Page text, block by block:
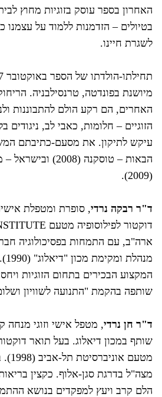
האחרון בספר עוסק בזוגיות מחוץ
בטיולים – הזדמנות ללמוד על עצמנו
לשגרת חיינו.
מיושנת בפונדטה, טרנסילבניה.
האחרים, הם רקע הולם להתבוננות
הזוגיים – חלומות, כאבי לב, ניגודים
עיקש לתיקון. את מסעם-כתיבתם
הבאות – טוסקנה
(2009).
ד"ר רבקה נרדי, סופרת ומטפלת
המקצוע הבכירים בתחום הזוגיות
שותפה בהקמת "התנועה לשוויון ושלום
ד"ר חן נרדי, מטפל אישי וזוגי מנחה
שותף במכון דיאלוג. בעל תואר
מצה"ל בדרגת סגן-אלוף. כקצין
הלם קרב ויעץ למפקדים בנושא